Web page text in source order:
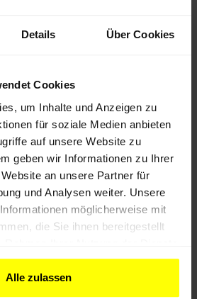
Details Über Cookies
Cookies
um Inhalte und Anzeigen zu
für soziale Medien anbieten
auf unsere Website zu
geben wir Informationen zu Ihrer
an unsere Partner für
und Analysen weiter. Unsere
möglicherweise mit
die Sie ihnen bereitgestellt
Alle zulassen
bereitgestellt. Der
in seiner GIS- oder
aber keine Attribute abfragen
selektieren. WMS-Dienste
zur Orientierung,
von Leitungsverläufen
oder topografischen Karten.
auf Abruf
Geometrien und
Damit lassen sich
Planungsumgebung
berechnen und
einen WFS betreiben,
eine deutlich